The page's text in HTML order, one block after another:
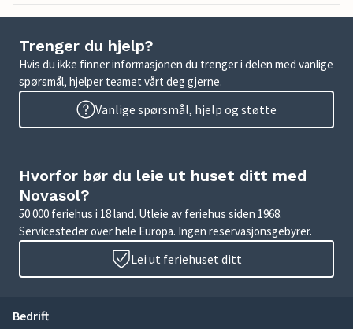
Trenger du hjelp?
Hvis du ikke finner informasjonen du trenger i delen med vanlige
spørsmål, hjelper teamet vårt deg gjerne.
Vanlige spørsmål, hjelp og støtte
Hvorfor bør du leie ut huset ditt med
Novasol?
50 000 feriehus i 18 land. Utleie av feriehus siden 1968.
Servicesteder over hele Europa. Ingen reservasjonsgebyrer.
Lei ut feriehuset ditt
Bedrift